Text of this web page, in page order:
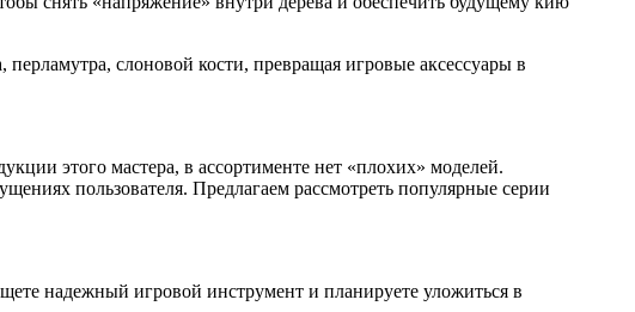
слоновой кости, превращая игровые аксессуары в
этого мастера, в ассортименте нет «плохих» моделей.
пользователя. Предлагаем рассмотреть популярные серии
надежный игровой инструмент и планируете уложиться в